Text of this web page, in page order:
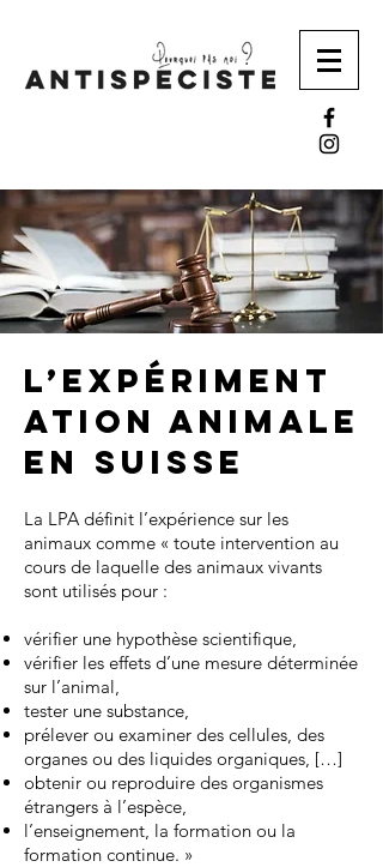
L’expériment
ation animale
en Suisse
La LPA définit l’expérience sur les
animaux comme « toute intervention au
cours de laquelle des animaux vivants
sont utilisés pour :
vérifier une hypothèse scientifique,
vérifier les effets d’une mesure déterminée
sur l’animal,
tester une substance,
prélever ou examiner des cellules, des
organes ou des liquides organiques, […]
obtenir ou reproduire des organismes
étrangers à l’espèce,
l’enseignement, la formation ou la
formation continue. »